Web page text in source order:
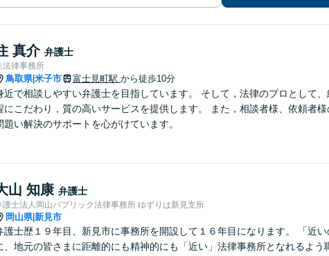
真介 弁護士
法律事務所
鳥取県|米子市 富士見町駅 から徒歩10分
近で相談しやすい弁護士を目指しています。 そして，法律のプロとして
にこだわり，質の高いサービスを提供します。 また，相談者様、依頼者
題い解決のサポートを心がけています。
山 知康 弁護士
護士法人岡山パブリック法律事務所 ゆずりは新見支所
岡山県|新見市
護士歴１９年目、新見市に事務所を開設して１６年目になります。 「近
、地元の皆さまに距離的にも精神的にも「近い」法律事務所となれるよ